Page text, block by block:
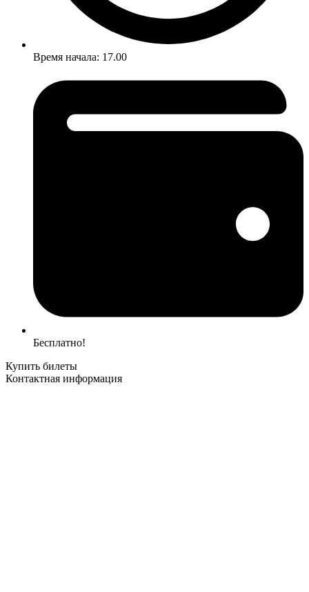
Время начала: 17.00
Бесплатно!
Купить билеты
Контактная информация